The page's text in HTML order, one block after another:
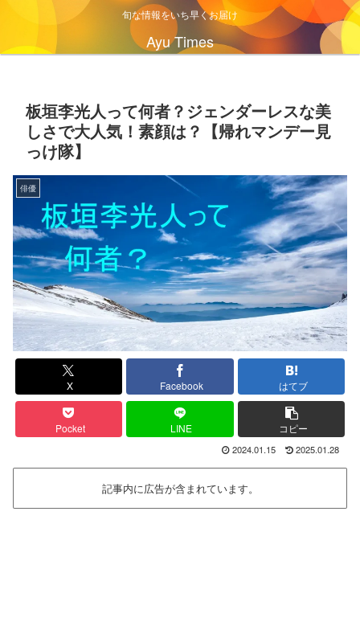
旬な情報をいち早くお届け
Ayu Times
板垣李光人って何者？ジェンダーレスな美
しさで大人気！素顔は？【帰れマンデー見
っけ隊】
俳優
X Facebook はてブ
Pocket LINE コピー
2024.01.15 2025.01.28
記事内に広告が含まれています。